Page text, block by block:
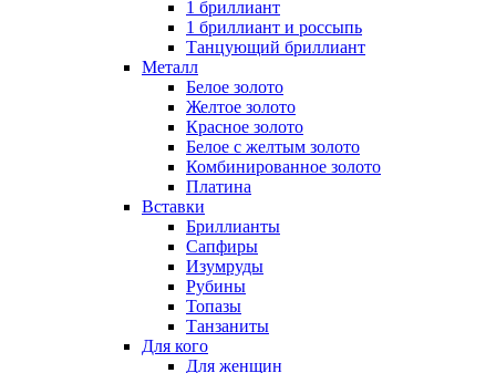
1 бриллиант
1 бриллиант и россыпь
Танцующий бриллиант
Металл
Белое золото
Желтое золото
Красное золото
Белое с желтым золото
Комбинированное золото
Платина
Вставки
Бриллианты
Сапфиры
Изумруды
Рубины
Топазы
Танзаниты
Для кого
Для женщин